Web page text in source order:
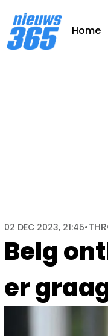
Home
Belg
er
02 DEC 2023, 21:45•